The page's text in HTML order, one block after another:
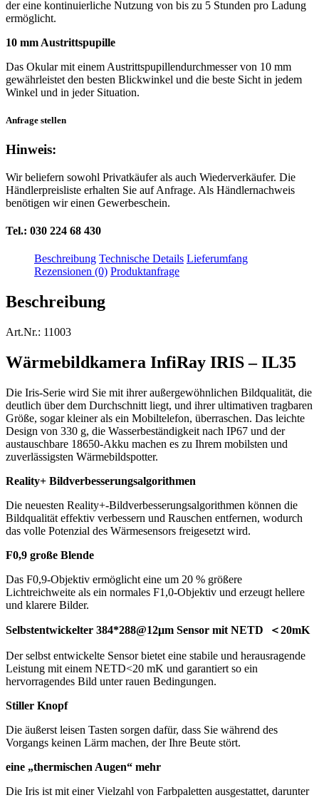
der eine kontinuierliche Nutzung von bis zu 5 Stunden pro Ladung
ermöglicht.
10 mm Austrittspupille
Das Okular mit einem Austrittspupillendurchmesser von 10 mm
gewährleistet den besten Blickwinkel und die beste Sicht in jedem
Winkel und in jeder Situation.
Anfrage stellen
Hinweis:
Wir beliefern sowohl Privatkäufer als auch Wiederverkäufer. Die
Händlerpreisliste erhalten Sie auf Anfrage. Als Händlernachweis
benötigen wir einen Gewerbeschein.
Tel.: 030 224 68 430
Beschreibung Technische Details Lieferumfang
Rezensionen (0) Produktanfrage
Beschreibung
Art.Nr.: 11003
Wärmebildkamera InfiRay IRIS – IL35
Die Iris-Serie wird Sie mit ihrer außergewöhnlichen Bildqualität, die
deutlich über dem Durchschnitt liegt, und ihrer ultimativen tragbaren
Größe, sogar kleiner als ein Mobiltelefon, überraschen. Das leichte
Design von 330 g, die Wasserbeständigkeit nach IP67 und der
austauschbare 18650-Akku machen es zu Ihrem mobilsten und
zuverlässigsten Wärmebildspotter.
Reality+ Bildverbesserungsalgorithmen
Die neuesten Reality+-Bildverbesserungsalgorithmen können die
Bildqualität effektiv verbessern und Rauschen entfernen, wodurch
das volle Potenzial des Wärmesensors freigesetzt wird.
F0,9 große Blende
Das F0,9-Objektiv ermöglicht eine um 20 % größere
Lichtreichweite als ein normales F1,0-Objektiv und erzeugt hellere
und klarere Bilder.
Selbstentwickelter 384*288@12μm Sensor mit NETD ＜20mK
Der selbst entwickelte Sensor bietet eine stabile und herausragende
Leistung mit einem NETD<20 mK und garantiert so ein
hervorragendes Bild unter rauen Bedingungen.
Stiller Knopf
Die äußerst leisen Tasten sorgen dafür, dass Sie während des
Vorgangs keinen Lärm machen, der Ihre Beute stört.
eine „thermischen Augen“ mehr
Die Iris ist mit einer Vielzahl von Farbpaletten ausgestattet, darunter